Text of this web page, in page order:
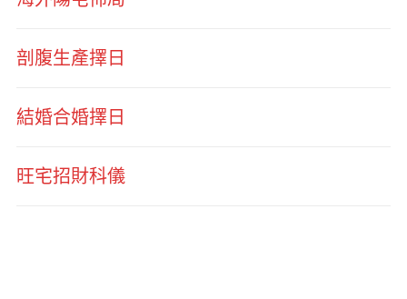
剖腹生產擇日
結婚合婚擇日
旺宅招財科儀